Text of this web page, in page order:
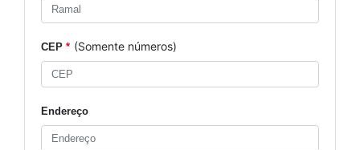
CEP * (Somente números)
Endereço